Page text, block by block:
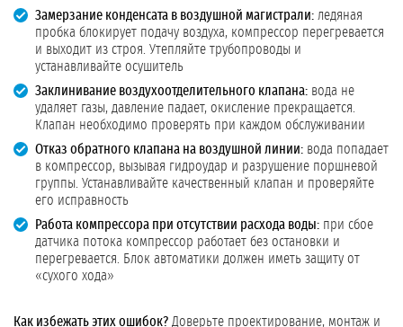
Замерзание конденсата в воздушной магистрали: ледяная
пробка блокирует подачу воздуха, компрессор перегревается
и выходит из строя. Утепляйте трубопроводы и
устанавливайте осушитель
Заклинивание воздухоотделительного клапана: вода не
удаляет газы, давление падает, окисление прекращается.
Клапан необходимо проверять при каждом обслуживании
Отказ обратного клапана на воздушной линии: вода попадает
в компрессор, вызывая гидроудар и разрушение поршневой
группы. Устанавливайте качественный клапан и проверяйте
его исправность
Работа компрессора при отсутствии расхода воды: при сбое
датчика потока компрессор работает без остановки и
перегревается. Блок автоматики должен иметь защиту от
«сухого хода»
Как избежать этих ошибок? Доверьте проектирование, монтаж и